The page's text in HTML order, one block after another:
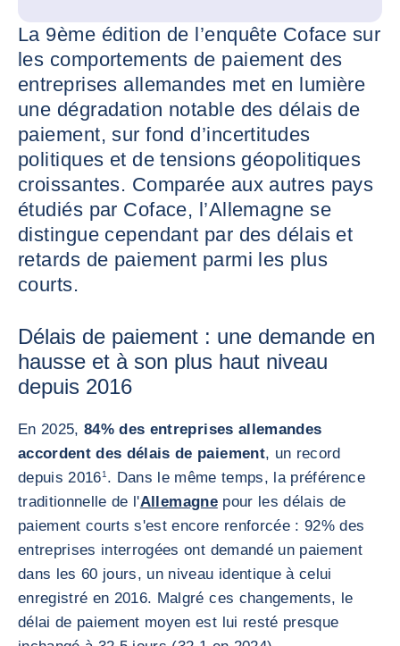
La 9ème édition de l’enquête Coface sur
les comportements de paiement des
entreprises allemandes met en lumière
une dégradation notable des délais de
paiement, sur fond d’incertitudes
politiques et de tensions géopolitiques
croissantes. Comparée aux autres pays
étudiés par Coface, l’Allemagne se
distingue cependant par des délais et
retards de paiement parmi les plus
courts.
Délais de paiement : une demande en
hausse et à son plus haut niveau
depuis 2016
En 2025, 84% des entreprises allemandes
accordent des délais de paiement, un record
depuis 20161 . Dans le même temps, la préférence
traditionnelle de l'Allemagnepour les délais de
paiement courts s'est encore renforcée : 92% des
entreprises interrogées ont demandé un paiement
dans les 60 jours, un niveau identique à celui
enregistré en 2016. Malgré ces changements, le
délai de paiement moyen est lui resté presque